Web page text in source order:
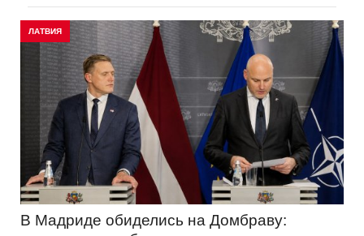
ЛАТВИЯ
В Мадриде обиделись на Домбраву: